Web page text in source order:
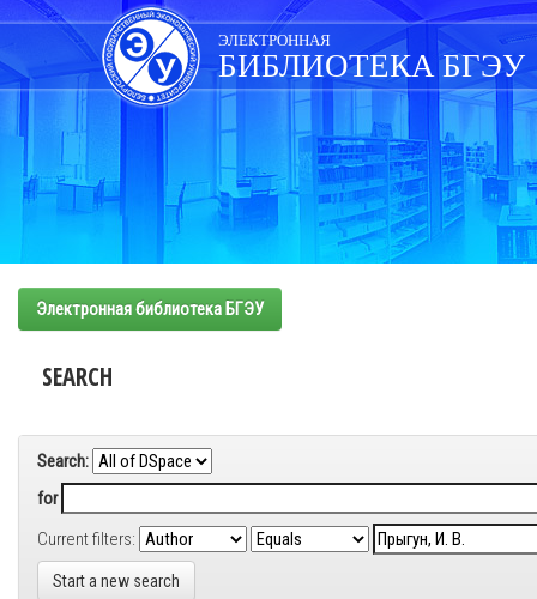
Skip
navigation
ЭЛЕКТРОННАЯ
БИБЛИОТЕКА БГЭУ
Электронная библиотека БГЭУ
SEARCH
Search:
for
Current filters:
Start a new search